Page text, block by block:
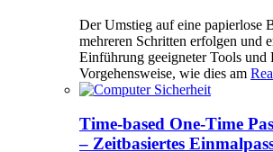
Der Umstieg auf eine papierlose
mehreren Schritten erfolgen und
Einführung geeigneter Tools und
Vorgehensweise, wie dies am
Time-based One-Time
– Zeitbasiertes